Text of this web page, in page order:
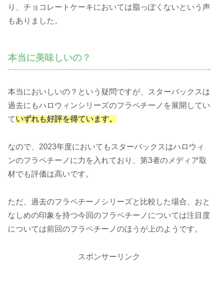
り、チョコレートケーキにおいては脂っぽくないという声
もありました。
本当に美味しいの？
本当においしいの？という疑問ですが、スターバックスは
過去にもハロウィンシリーズのフラペチーノを展開してい
ていずれも好評を得ています。
なので、2023年度においてもスターバックスはハロウィ
ンのフラペチーノに力を入れており、第3者のメディア取
材でも評価は高いです。
ただ、過去のフラペチーノシリーズと比較した場合、おと
なしめの印象を持つ今回のフラペチーノについては注目度
については前回のフラペチーノのほうが上のようです。
スポンサーリンク